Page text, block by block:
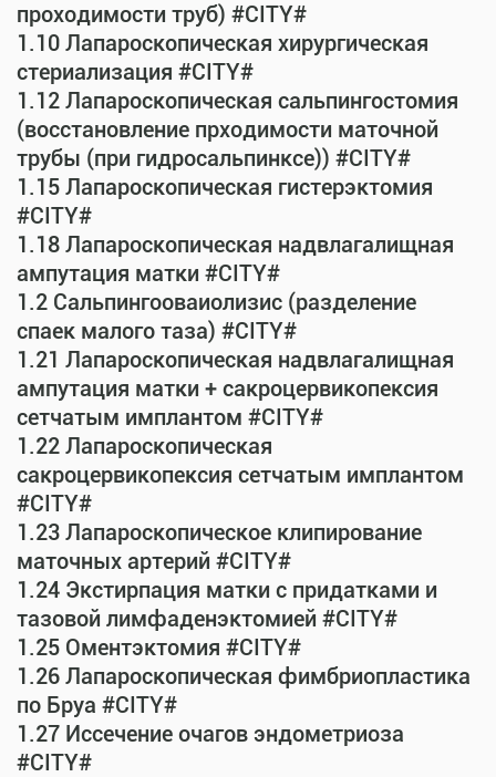
проходимости труб) #CITY#
1.10 Лапароскопическая хирургическая
стериализация #CITY#
1.12 Лапароскопическая сальпингостомия
(восстановление прходимости маточной
трубы (при гидросальпинксе)) #CITY#
1.15 Лапароскопическая гистерэктомия
#CITY#
1.18 Лапароскопическая надвлагалищная
ампутация матки #CITY#
1.2 Сальпингооваиолизис (разделение
спаек малого таза) #CITY#
1.21 Лапароскопическая надвлагалищная
ампутация матки + сакроцервикопексия
сетчатым имплантом #CITY#
1.22 Лапароскопическая
сакроцервикопексия сетчатым имплантом
#CITY#
1.23 Лапароскопическое клипирование
маточных артерий #CITY#
1.24 Экстирпация матки с придатками и
тазовой лимфаденэктомией #CITY#
1.25 Оментэктомия #CITY#
1.26 Лапароскопическая фимбриопластика
по Бруа #CITY#
1.27 Иссечение очагов эндометриоза
#CITY#